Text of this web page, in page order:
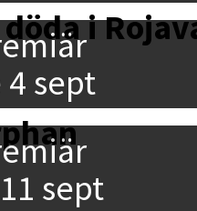
i
sept
sept